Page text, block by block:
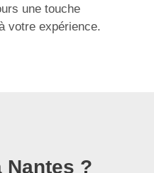
une touche
votre expérience.
Nantes ?